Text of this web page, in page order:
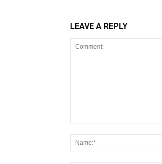
LEAVE A REPLY